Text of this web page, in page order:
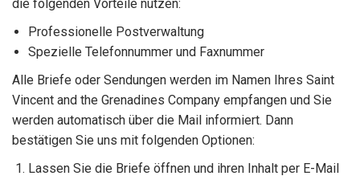
die folgenden Vorteile nutzen:
Professionelle Postverwaltung
Spezielle Telefonnummer und Faxnummer
Alle Briefe oder Sendungen werden im Namen Ihres Saint
Vincent and the Grenadines Company empfangen und Sie
werden automatisch über die Mail informiert. Dann
bestätigen Sie uns mit folgenden Optionen:
Lassen Sie die Briefe öffnen und ihren Inhalt per E-Mail